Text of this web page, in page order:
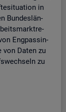
in
Bun­des­län­
Eng­pas­sin­
Daten zu
zu